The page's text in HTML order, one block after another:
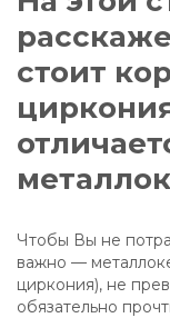
стоит
Чтобы Вы не
важно —
циркония), не
обязательно